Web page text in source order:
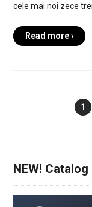
cele mai noi zece
Read more ›
1
NEW!